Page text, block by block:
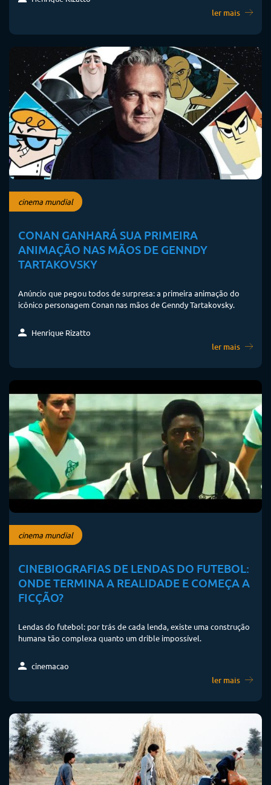
ler mais
cinema mundial
CONAN GANHARÁ SUA PRIMEIRA
ANIMAÇÃO NAS MÃOS DE GENNDY
TARTAKOVSKY
Anúncio que pegou todos de surpresa: a primeira animação do
icônico personagem Conan nas mãos de Genndy Tartakovsky.
Henrique Rizatto
ler mais
cinema mundial
CINEBIOGRAFIAS DE LENDAS DO FUTEBOL:
ONDE TERMINA A REALIDADE E COMEÇA A
FICÇÃO?
Lendas do futebol: por trás de cada lenda, existe uma construção
humana tão complexa quanto um drible impossível.
cinemacao
ler mais